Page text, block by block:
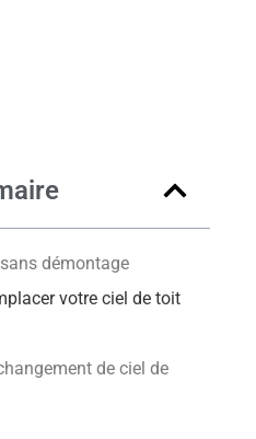
démontage
votre ciel de toit
de ciel de